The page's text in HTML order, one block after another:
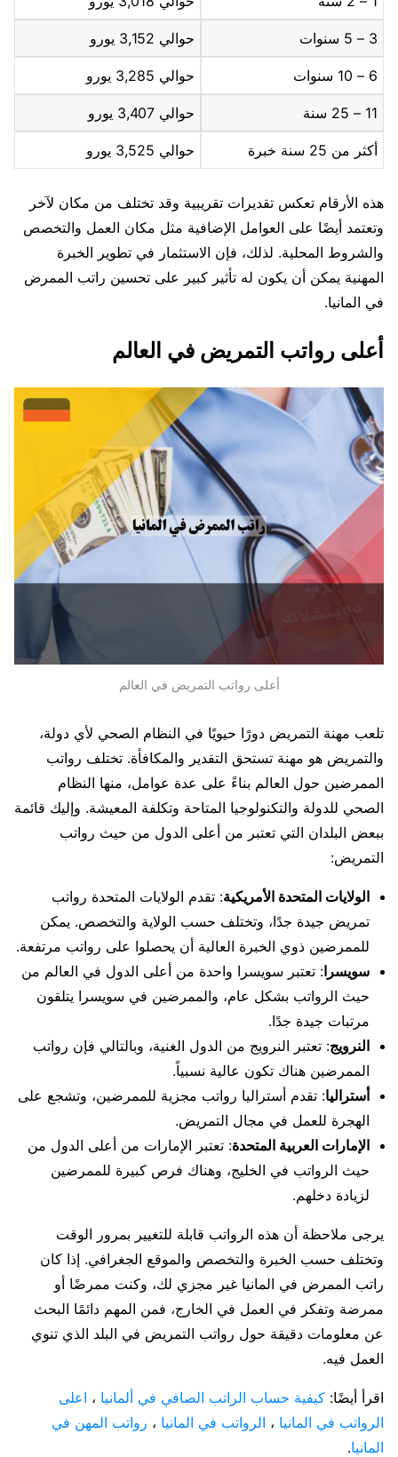
3 – 5 سنوات حوالي 3,152 يورو
6 – 10 سنوات حوالي 3,285 يورو
11 – 25 سنة حوالي 3,407 يورو
أكثر من 25 سنة خبرة حوالي 3,525 يورو
هذه الأرقام تعكس تقديرات تقريبية وقد تختلف من مكان لآخر
وتعتمد أيضًا على العوامل الإضافية مثل مكان العمل والتخصص
والشروط المحلية. لذلك، فإن الاستثمار في تطوير الخبرة
المهنية يمكن أن يكون له تأثير كبير على تحسين راتب الممرض
في المانيا.
أعلى رواتب التمريض في العالم
أعلى رواتب التمريض في العالم
تلعب مهنة التمريض دورًا حيويًا في النظام الصحي لأي دولة،
والتمريض هو مهنة تستحق التقدير والمكافأة. تختلف رواتب
الممرضين حول العالم بناءً على عدة عوامل، منها النظام
الصحي للدولة والتكنولوجيا المتاحة وتكلفة المعيشة. وإليك قائمة
ببعض البلدان التي تعتبر من أعلى الدول من حيث رواتب
التمريض:
الولايات المتحدة الأمريكية: تقدم الولايات المتحدة رواتب
تمريض جيدة جدًا، وتختلف حسب الولاية والتخصص. يمكن
للممرضين ذوي الخبرة العالية أن يحصلوا على رواتب مرتفعة.
سويسرا: تعتبر سويسرا واحدة من أعلى الدول في العالم من
حيث الرواتب بشكل عام، والممرضين في سويسرا يتلقون
مرتبات جيدة جدًا.
النرويج: تعتبر النرويج من الدول الغنية، وبالتالي فإن رواتب
الممرضين هناك تكون عالية نسبياً.
أستراليا: تقدم أستراليا رواتب مجزية للممرضين، وتشجع على
الهجرة للعمل في مجال التمريض.
الإمارات العربية المتحدة: تعتبر الإمارات من أعلى الدول من
حيث الرواتب في الخليج، وهناك فرص كبيرة للممرضين
لزيادة دخلهم.
يرجى ملاحظة أن هذه الرواتب قابلة للتغيير بمرور الوقت
وتختلف حسب الخبرة والتخصص والموقع الجغرافي. إذا كان
راتب الممرض في المانيا غير مجزي لك، وكنت ممرضًا أو
ممرضة وتفكر في العمل في الخارج، فمن المهم دائمًا البحث
عن معلومات دقيقة حول رواتب التمريض في البلد الذي تنوي
العمل فيه.
اقرأ أيضًا: كيفية حساب الراتب الصافي في ألمانيا ، اعلى
الرواتب في المانيا ، الرواتب في المانيا ، رواتب المهن في
المانيا.